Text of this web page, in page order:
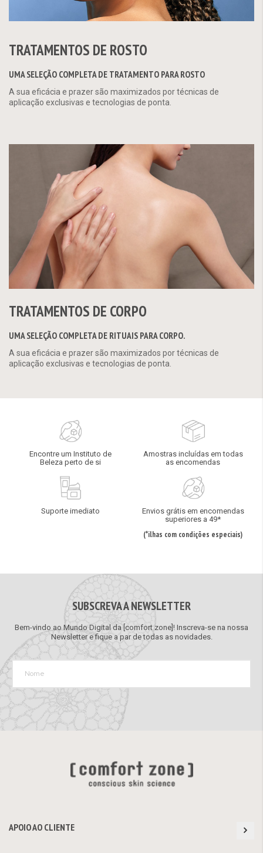
TRATAMENTOS DE ROSTO
UMA SELEÇÃO COMPLETA DE TRATAMENTO PARA ROSTO
A sua eficácia e prazer são maximizados por técnicas de
aplicação exclusivas e tecnologias de ponta.
TRATAMENTOS DE CORPO
UMA SELEÇÃO COMPLETA DE RITUAIS PARA CORPO.
A sua eficácia e prazer são maximizados por técnicas de
aplicação exclusivas e tecnologias de ponta.
Encontre um Instituto de
Beleza perto de si
Amostras incluídas em todas
as encomendas
Suporte imediato
Envios grátis em encomendas
superiores a 49*
(*ilhas com condições especiais)
SUBSCREVA A NEWSLETTER
Bem-vindo ao Mundo Digital da [comfort zone]! Inscreva-se na nossa
Newsletter e fique a par de todas as novidades.
APOIO AO CLIENTE